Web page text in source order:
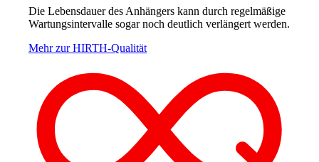
Die Lebensdauer des Anhängers kann durch regelmäßige
Wartungsintervalle sogar noch deutlich verlängert werden.
Mehr zur HIRTH-Qualität